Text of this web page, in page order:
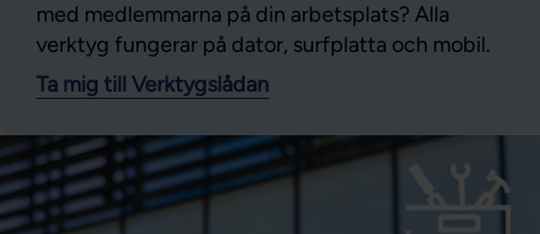
med medlemmarna på din arbetsplats? Alla
verktyg fungerar på dator, surfplatta och mobil.
Ta mig till Verktygslådan